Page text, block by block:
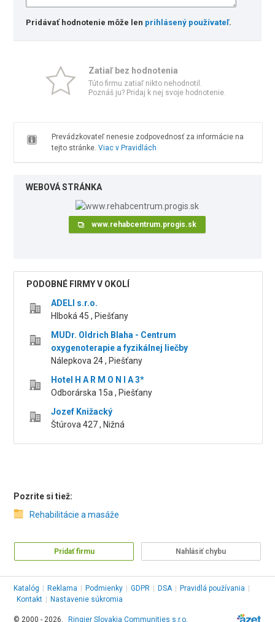
Pridávať hodnotenie môže len prihlásený používateľ.
Zatiaľ bez hodnotenia
Túto firmu zatiaľ nikto nehodnotil.
Poznáš ju? Pridaj k nej svoje hodnotenie.
Prevádzkovateľ nenesie zodpovednosť za informácie na
tejto stránke. Viac v Pravidlách
WEBOVÁ STRÁNKA
www.rehabcentrum.progis.sk
PODOBNÉ FIRMY V OKOLÍ
ADELI s.r.o.
Hlboká 45 , Piešťany
MUDr. Oldrich Blaha - Centrum
oxygenoterapie a fyzikálnej liečby
Nálepkova 24 , Piešťany
Hotel H A R M O N I A 3*
Odborárska 15a , Piešťany
Jozef Knižacký
Štúrova 427 , Nižná
Pozrite si tiež:
Rehabilitácie a masáže
Pridať firmu Nahlásiť chybu
Katalóg Reklama Podmienky GDPR DSA Pravidlá používania
Kontakt
Nastavenie súkromia
© 2000 - 2026, Ringier Slovakia Communities s.r.o.